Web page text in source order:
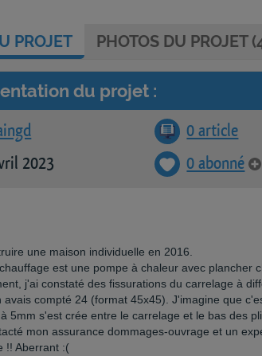
PROJET PHOTOS DU PROJET
du projet :
0 article
2023
0 abonné
une maison individuelle en 2016.
est une pompe à chaleur avec plancher
j'ai constaté des fissurations du carrelage à
avais compté 24 (format 45x45). J'imagine que
5mm s'est crée entre le carrelage et le bas des
mon assurance dommages-ouvrage et un
!! Aberrant :(